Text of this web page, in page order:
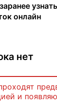
онлайн
нет
и